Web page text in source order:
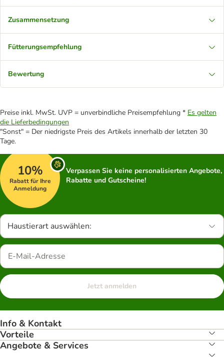
Zusammensetzung
Fütterungsempfehlung
Bewertung
Preise inkl. MwSt. UVP = unverbindliche Preisempfehlung * Es gelten
die Lieferbedingungen
"Sonst" = Der niedrigste Preis des Artikels innerhalb der letzten 30
Tage.
10%
Rabatt für Ihre
Anmeldung
Verpassen Sie keine personalisierten Angebote,
Rabatte und Gutscheine!
Haustierart auswählen:
Jetzt anmelden
Info & Kontakt
Vorteile
Angebote & Services